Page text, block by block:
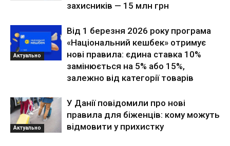
захисників — 15 млн грн
Актуально
Від 1 березня 2026 року програма
«Національний кешбек» отримує
нові правила: єдина ставка 10%
замінюється на 5% або 15%,
залежно від категорії товарів
Актуально
У Данії повідомили про нові
правила для біженців: кому можуть
відмовити у прихистку